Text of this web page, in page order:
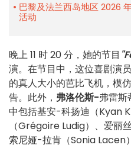
巴黎及法兰西岛地区 2026
活动
晚上 11 时 20 分，她的节目
演。在节目中，这位喜剧演
的真人大小的芭比飞机，模
告。此外， 弗洛伦斯-弗雷斯
中包括基安-科扬迪（Kyan
（Grégoire Ludig）、爱丽
索尼娅-拉肯（Sonia Lacen